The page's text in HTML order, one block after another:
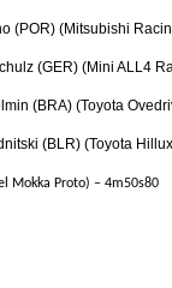
(POR) (Mitsubishi
(GER) (Mini ALL4
(BRA) (Toyota
(BLR) (Toyota
Mokka Proto) – 4m50s80